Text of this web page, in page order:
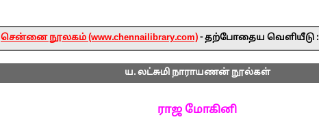
சென்னை நூலகம் (www.chennailibrary.com)- தற்போதைய வெளியீடு :
ய. லட்சுமி நாராயணன் நூல்கள்
ராஜ மோகினி